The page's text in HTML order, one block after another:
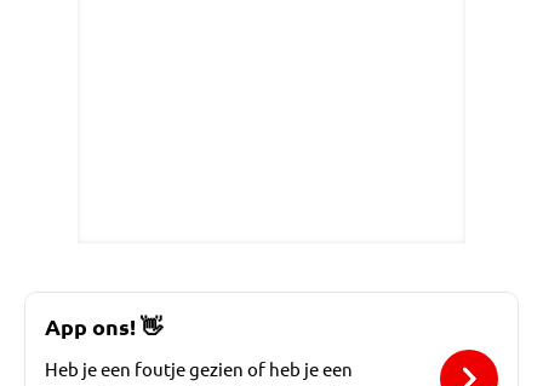
App ons!👋
Heb je een foutje gezien of heb je een